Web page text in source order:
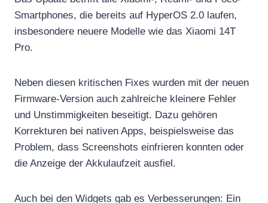
Smartphones, die bereits auf HyperOS 2.0 laufen,
insbesondere neuere Modelle wie das Xiaomi 14T
Pro.
Neben diesen kritischen Fixes wurden mit der neuen
Firmware-Version auch zahlreiche kleinere Fehler
und Unstimmigkeiten beseitigt. Dazu gehören
Korrekturen bei nativen Apps, beispielsweise das
Problem, dass Screenshots einfrieren konnten oder
die Anzeige der Akkulaufzeit ausfiel.
Auch bei den Widgets gab es Verbesserungen: Ein